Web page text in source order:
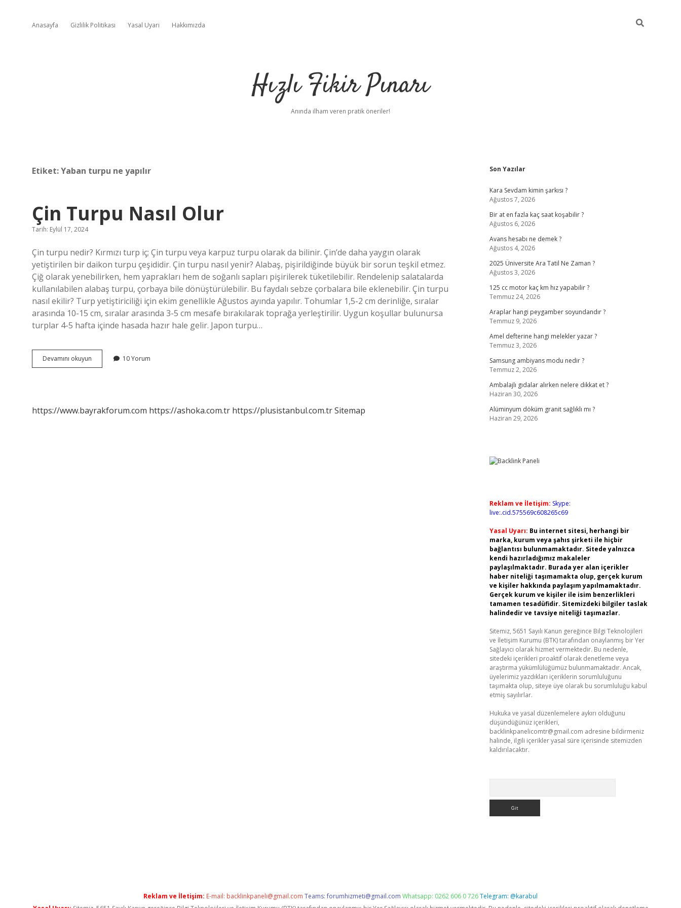
Anasayfa Gizlilik Politikası Yasal Uyarı Hakkımızda
Hızlı Fikir Pınarı
Anında ilham veren pratik öneriler!
Etiket:Yaban turpu ne yapılır
Çin Turpu Nasıl Olur
Tarih: Eylül 17, 2024
Çin turpu nedir? Kırmızı turp iç; Çin turpu veya karpuz turpu olarak da bilinir. Çin’de daha yaygın olarak
yetiştirilen bir daikon turpu çeşididir. Çin turpu nasıl yenir? Alabaş, pişirildiğinde büyük bir sorun teşkil etmez.
Çiğ olarak yenebilirken, hem yaprakları hem de soğanlı sapları pişirilerek tüketilebilir. Rendelenip salatalarda
kullanılabilen alabaş turpu, çorbaya bile dönüştürülebilir. Bu faydalı sebze çorbalara bile eklenebilir. Çin turpu
nasıl ekilir? Turp yetiştiriciliği için ekim genellikle Ağustos ayında yapılır. Tohumlar 1,5-2 cm derinliğe, sıralar
arasında 10-15 cm, sıralar arasında 3-5 cm mesafe bırakılarak toprağa yerleştirilir. Uygun koşullar bulunursa
turplar 4-5 hafta içinde hasada hazır hale gelir. Japon turpu…
Devamını okuyun
Turpu
10 Yorum
https://www.bayrakforum.com https://ashoka.com.tr https://plusistanbul.com.trSitemap
Sidebar
Son Yazılar
Kara Sevdam kimin şarkısı ?
Ağustos 7, 2026
Bir at en fazla kaç saat koşabilir ?
Ağustos 6, 2026
Avans hesabı ne demek ?
Ağustos 4, 2026
2025 Üniversite Ara Tatil Ne Zaman ?
Ağustos 3, 2026
125 cc motor kaç km hız yapabilir ?
Temmuz 24, 2026
Araplar hangi peygamber soyundandır ?
Temmuz 9, 2026
Amel defterine hangi melekler yazar ?
Temmuz 3, 2026
Samsung ambiyans modu nedir ?
Temmuz 2, 2026
Ambalajlı gıdalar alırken nelere dikkat et ?
Haziran 30, 2026
Alüminyum döküm granit sağlıklı mı ?
Haziran 29, 2026
Reklam ve İletişim: Skype:
live:.cid.575569c608265c69
Yasal Uyarı: Bu internet sitesi, herhangi bir
marka, kurum veya şahıs şirketi ile hiçbir
bağlantısı bulunmamaktadır. Sitede yalnızca
kendi hazırladığımız makaleler
paylaşılmaktadır. Burada yer alan içerikler
haber niteliği taşımamakta olup, gerçek kurum
ve kişiler hakkında paylaşım yapılmamaktadır.
Gerçek kurum ve kişiler ile isim benzerlikleri
tamamen tesadüfidir. Sitemizdeki bilgiler taslak
halindedir ve tavsiye niteliği taşımazlar.
Sitemiz, 5651 Sayılı Kanun gereğince Bilgi Teknolojileri
ve İletişim Kurumu (BTK) tarafından onaylanmış bir Yer
Sağlayıcı olarak hizmet vermektedir. Bu nedenle,
sitedeki içerikleri proaktif olarak denetleme veya
araştırma yükümlülüğümüz bulunmamaktadır. Ancak,
üyelerimiz yazdıkları içeriklerin sorumluluğunu
taşımakta olup, siteye üye olarak bu sorumluluğu kabul
etmiş sayılırlar.
Hukuka ve yasal düzenlemelere aykırı olduğunu
düşündüğünüz içerikleri,
backlinkpanelicomtr@gmail.com adresine bildirmeniz
halinde, ilgili içerikler yasal süre içerisinde sitemizden
kaldırılacaktır.
Reklam ve İletişim: E-mail: backlinkpaneli@gmail.com Teams:forumhizmeti@gmail.com Whatsapp: 0262 606 0 726Telegram: @karabul